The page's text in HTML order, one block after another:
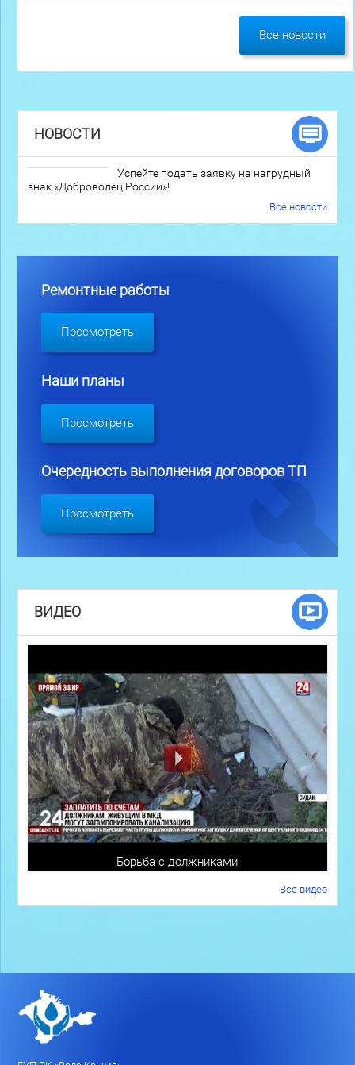
Все новости
НОВОСТИ
Успейте подать заявку на нагрудный
знак «Доброволец России»!
Все новости
Ремонтные работы
Просмотреть
Наши планы
Просмотреть
Очередность выполнения договоров ТП
Просмотреть
ВИДЕО
Борьба с должниками
Все видео